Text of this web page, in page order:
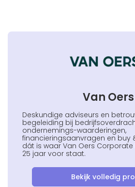
Van Oers
Deskundige adviseurs en
begeleiding bij
ondernemings-waarderingen,
financieringsaanvragen en buy
dát is waar Van Oers Corporate
25 jaar voor staat.
Bekijk volledig